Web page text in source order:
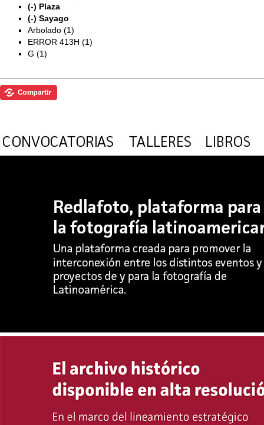
(-) Plaza
(-) Sayago
Arbolado (1)
ERROR 413H (1)
G (1)